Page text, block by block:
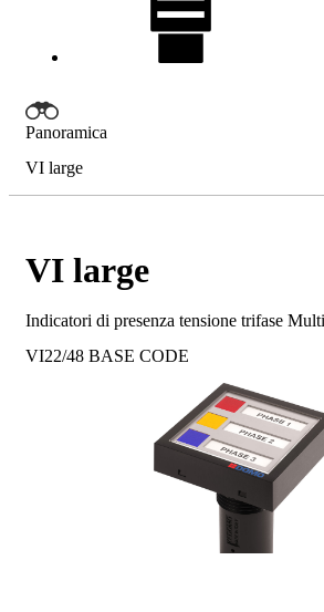
Panoramica
VI large
VI large
Indicatori di presenza tensione trifase
VI22/48 BASE CODE